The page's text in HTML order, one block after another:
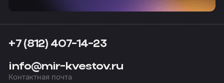
+7 (812) 407-14-23
info@mir-kvestov.ru
Контактная почта